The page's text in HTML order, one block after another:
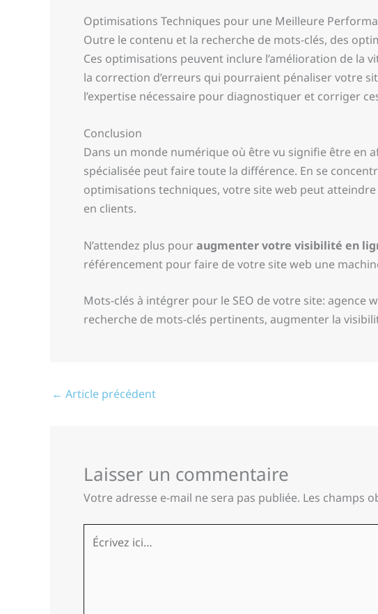
Optimisations Techniques pour une Meilleure
Outre le contenu et la recherche de mots-clés, des
Ces optimisations peuvent inclure l’amélioration de la
la correction d’erreurs qui pourraient pénaliser votre
l’expertise nécessaire pour diagnostiquer et corriger
Conclusion
Dans un monde numérique où être vu signifie être en
spécialisée peut faire toute la différence. En se
optimisations techniques, votre site web peut
en clients.
N’attendez plus pouraugmenter votre visibilité en
référencement pour faire de votre site web une
Mots-clés à intégrer pour le SEO de votre site:
recherche de mots-clés pertinents, augmenter la
← Article précédent
Laisser un commentaire
Votre adresse e-mail ne sera pas publiée. Les champs
Écrivez
ici…